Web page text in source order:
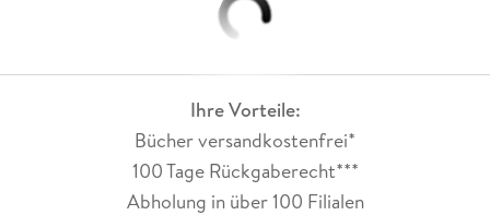
Ihre Vorteile:
Bücher versandkostenfrei*
100 Tage Rückgaberecht***
Abholung in über 100 Filialen